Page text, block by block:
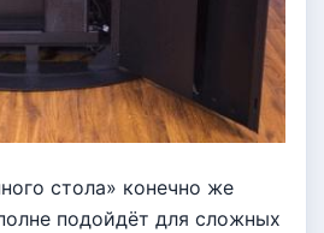
стола» конечно же
подойдёт для сложных